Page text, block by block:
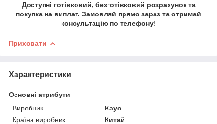
Доступні готівковий, безготівковий розрахунок та
покупка на виплат. Замовляй прямо зараз та отримай
консультацію по телефону!
Приховати
Характеристики
Основні атрибути
Виробник
Kayo
Країна виробник
Китай